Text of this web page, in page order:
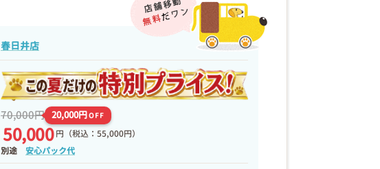
春日井店
70,000円 20,000円OFF
50,000 円 （税込：55,000円）
別途 安心パック代